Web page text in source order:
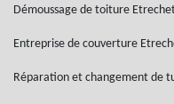
Démoussage de toiture
Entreprise de couverture
Réparation et changement de